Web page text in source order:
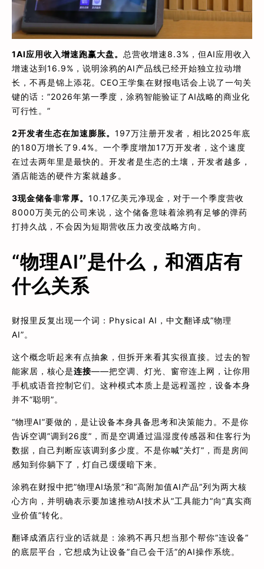
1AI应用收入增速跑赢大盘。 总营收增速8.3%，但AI应用收入
增速达到16.9%，说明涂鸦的AI产品线已经开始独立拉动增
长，不再是锦上添花。CEO王学集在财报电话会上说了一句关
键的话：”2026年第一季度，涂鸦智能验证了AI战略的商业化
可行性。”
2开发者生态在加速膨胀。 197万注册开发者，相比2025年底
的180万增长了9.4%。一个季度增加17万开发者，这个速度
在过去两年里是最快的。开发者是生态的土壤，开发者越多，
酒店能选的硬件方案就越多。
3现金储备非常厚。 10.17亿美元净现金，对于一个季度营收
8000万美元的公司来说，这个储备意味着涂鸦有足够的弹药
打持久战，不会因为短期营收压力改变战略方向。
“物理AI”是什么，和酒店有
什么关系
财报里反复出现一个词：Physical AI，中文翻译成”物理
AI”。
这个概念听起来有点抽象，但拆开来看其实很直接。过去的智
能家居，核心是连接——把空调、灯光、窗帘连上网，让你用
手机或语音控制它们。这种模式本质上是远程遥控，设备本身
并不”聪明”。
“物理AI”要做的，是让设备本身具备思考和决策能力。不是你
告诉空调”调到26度”，而是空调通过温湿度传感器和住客行为
数据，自己判断应该调到多少度。不是你喊”关灯”，而是房间
感知到你躺下了，灯自己缓缓暗下来。
涂鸦在财报中把”物理AI场景”和”高附加值AI产品”列为两大核
心方向，并明确表示要加速推动AI技术从”工具能力”向”真实商
业价值”转化。
翻译成酒店行业的话就是：涂鸦不再只想当那个帮你”连设备”
的底层平台，它想成为让设备”自己会干活”的AI操作系统。